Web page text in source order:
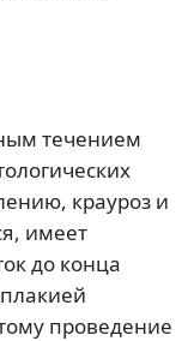
течением
крауроз и
имеет
до конца
проведение